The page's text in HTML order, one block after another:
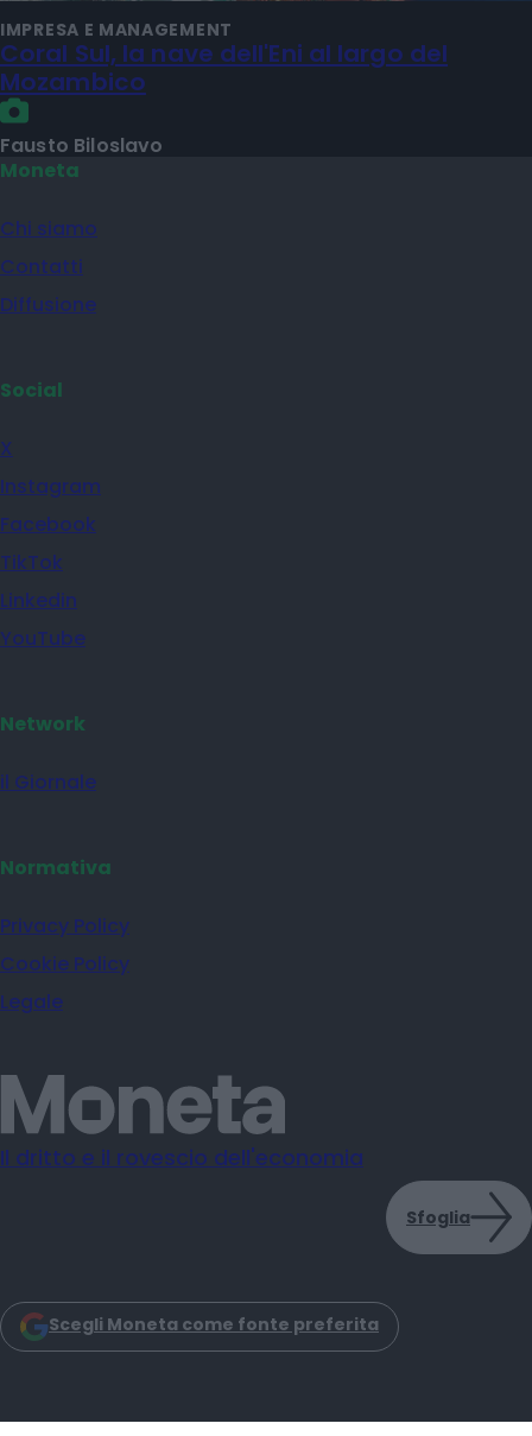
IMPRESA E MANAGEMENT
Coral Sul, la nave dell'Eni al largo del
Mozambico
Fausto Biloslavo
Moneta
Chi siamo
Contatti
Diffusione
Social
X
Instagram
Facebook
TikTok
Linkedin
YouTube
Network
il Giornale
Normativa
Privacy Policy
Cookie Policy
Legale
Il dritto e il rovescio dell'economia
Sfoglia
Scegli Moneta come fonte preferita